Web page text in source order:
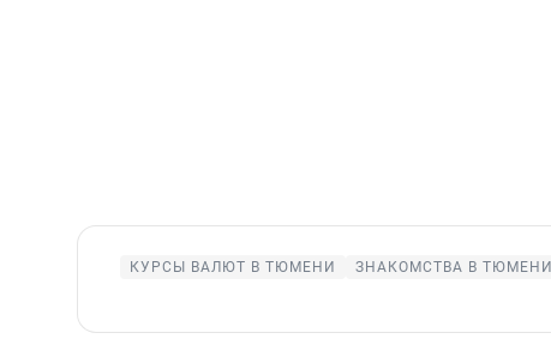
КУРСЫ ВАЛЮТ В ТЮМЕНИ ЗНАКОМСТВА В ТЮМЕНИ